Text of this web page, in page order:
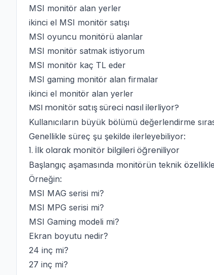
MSI monitör alan yerler
ikinci el MSI monitör satışı
MSI oyuncu monitörü alanlar
MSI monitör satmak istiyorum
MSI monitör kaç TL eder
MSI gaming monitör alan firmalar
ikinci el monitör alan yerler
MSI monitör satış süreci nasıl ilerliyor?
Kullanıcıların büyük bölümü değerlendirme
Genellikle süreç şu şekilde ilerleyebiliyor:
1. İlk olarak monitör bilgileri öğreniliyor
Başlangıç aşamasında monitörün teknik
Örneğin:
MSI MAG serisi mi?
MSI MPG serisi mi?
MSI Gaming modeli mi?
Ekran boyutu nedir?
24 inç mi?
27 inç mi?